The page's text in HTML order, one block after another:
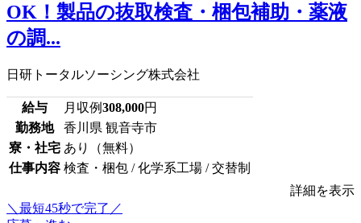
OK！製品の抜取検査・梱包補助・薬液
の調...
日研トータルソーシング株式会社
給与 月収例308,000円
勤務地
香川県 観音寺市
寮・社宅 あり（無料）
仕事内容 検査・梱包 / 化学系工場 / 交替制
詳細を表示
＼最短45秒で完了／